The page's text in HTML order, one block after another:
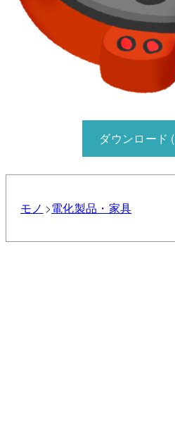
ダウンロード
モノ 電化製品・家具